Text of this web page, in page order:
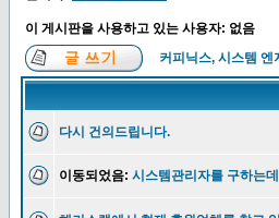
이 게시판을 사용하고 있는 사용자: 없음
커피닉스, 시스템
다시 건의드립니다.
이동되었음: 시스템관리자를 구하는